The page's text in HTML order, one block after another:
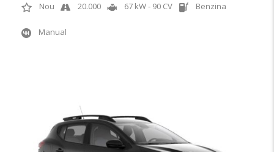
Nou 20.000 67 kW - 90 CV Benzina
Manual